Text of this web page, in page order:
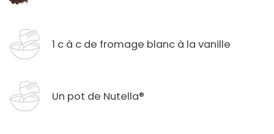
1 c à c de fromage blanc à la vanille
Un pot de Nutella®